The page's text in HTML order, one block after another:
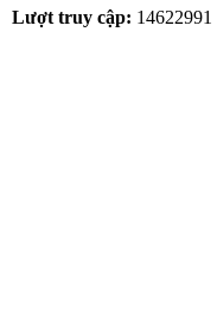
Lượt truy cập: 14622991